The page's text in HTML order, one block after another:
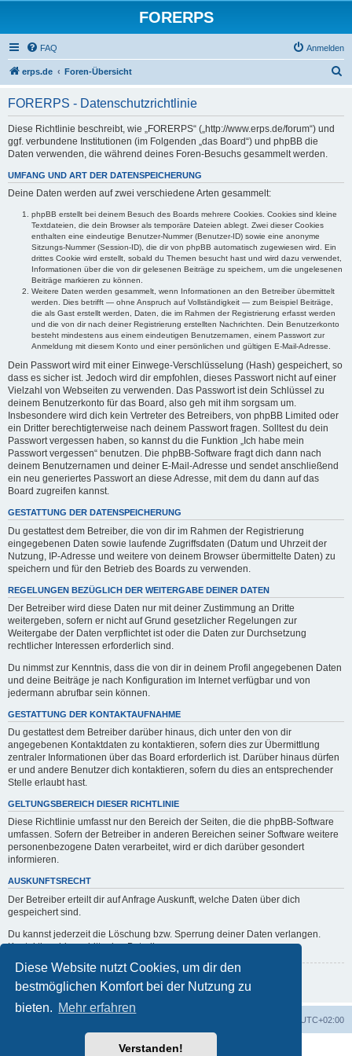
Diese Website nutzt Cookies, um dir den
bestmöglichen Komfort bei der Nutzung zu
bieten. Mehr erfahren
Verstanden!
FORERPS
FAQ Anmelden
erps.de Foren-Übersicht
FORERPS - Datenschutzrichtlinie
Diese Richtlinie beschreibt, wie „FORERPS“ („http://www.erps.de/forum“) und
ggf. verbundene Institutionen (im Folgenden „das Board“) und phpBB die
Daten verwenden, die während deines Foren-Besuchs gesammelt werden.
UMFANG UND ART DER DATENSPEICHERUNG
Deine Daten werden auf zwei verschiedene Arten gesammelt:
phpBB erstellt bei deinem Besuch des Boards mehrere Cookies. Cookies sind kleine
Textdateien, die dein Browser als temporäre Dateien ablegt. Zwei dieser Cookies
enthalten eine eindeutige Benutzer-Nummer (Benutzer-ID) sowie eine anonyme
Sitzungs-Nummer (Session-ID), die dir von phpBB automatisch zugewiesen wird. Ein
drittes Cookie wird erstellt, sobald du Themen besucht hast und wird dazu verwendet,
Informationen über die von dir gelesenen Beiträge zu speichern, um die ungelesenen
Beiträge markieren zu können.
Weitere Daten werden gesammelt, wenn Informationen an den Betreiber übermittelt
werden. Dies betrifft — ohne Anspruch auf Vollständigkeit — zum Beispiel Beiträge,
die als Gast erstellt werden, Daten, die im Rahmen der Registrierung erfasst werden
und die von dir nach deiner Registrierung erstellten Nachrichten. Dein Benutzerkonto
besteht mindestens aus einem eindeutigen Benutzernamen, einem Passwort zur
Anmeldung mit diesem Konto und einer persönlichen und gültigen E-Mail-Adresse.
Dein Passwort wird mit einer Einwege-Verschlüsselung (Hash) gespeichert, so
dass es sicher ist. Jedoch wird dir empfohlen, dieses Passwort nicht auf einer
Vielzahl von Webseiten zu verwenden. Das Passwort ist dein Schlüssel zu
deinem Benutzerkonto für das Board, also geh mit ihm sorgsam um.
Insbesondere wird dich kein Vertreter des Betreibers, von phpBB Limited oder
ein Dritter berechtigterweise nach deinem Passwort fragen. Solltest du dein
Passwort vergessen haben, so kannst du die Funktion „Ich habe mein
Passwort vergessen“ benutzen. Die phpBB-Software fragt dich dann nach
deinem Benutzernamen und deiner E-Mail-Adresse und sendet anschließend
ein neu generiertes Passwort an diese Adresse, mit dem du dann auf das
Board zugreifen kannst.
GESTATTUNG DER DATENSPEICHERUNG
Du gestattest dem Betreiber, die von dir im Rahmen der Registrierung
eingegebenen Daten sowie laufende Zugriffsdaten (Datum und Uhrzeit der
Nutzung, IP-Adresse und weitere von deinem Browser übermittelte Daten) zu
speichern und für den Betrieb des Boards zu verwenden.
REGELUNGEN BEZÜGLICH DER WEITERGABE DEINER DATEN
Der Betreiber wird diese Daten nur mit deiner Zustimmung an Dritte
weitergeben, sofern er nicht auf Grund gesetzlicher Regelungen zur
Weitergabe der Daten verpflichtet ist oder die Daten zur Durchsetzung
rechtlicher Interessen erforderlich sind.
Du nimmst zur Kenntnis, dass die von dir in deinem Profil angegebenen Daten
und deine Beiträge je nach Konfiguration im Internet verfügbar und von
jedermann abrufbar sein können.
GESTATTUNG DER KONTAKTAUFNAHME
Du gestattest dem Betreiber darüber hinaus, dich unter den von dir
angegebenen Kontaktdaten zu kontaktieren, sofern dies zur Übermittlung
zentraler Informationen über das Board erforderlich ist. Darüber hinaus dürfen
er und andere Benutzer dich kontaktieren, sofern du dies an entsprechender
Stelle erlaubt hast.
GELTUNGSBEREICH DIESER RICHTLINIE
Diese Richtlinie umfasst nur den Bereich der Seiten, die die phpBB-Software
umfassen. Sofern der Betreiber in anderen Bereichen seiner Software weitere
personenbezogene Daten verarbeitet, wird er dich darüber gesondert
informieren.
AUSKUNFTSRECHT
Der Betreiber erteilt dir auf Anfrage Auskunft, welche Daten über dich
gespeichert sind.
Du kannst jederzeit die Löschung bzw. Sperrung deiner Daten verlangen.
Kontaktiere hierzu bitte den Betreiber.
Zurück zur vorherigen Seite
UTC+02:00
Powered byphpBB® Forum Software © phpBB Limited